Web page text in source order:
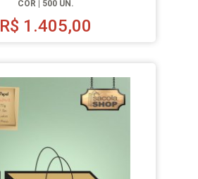
COR | 500 UN.
R$ 1.405,00